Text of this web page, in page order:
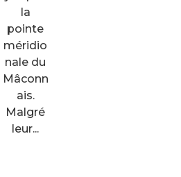
la
pointe
méridio
nale du
Mâconn
ais.
Malgré
leur...